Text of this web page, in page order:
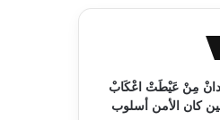
مِنْ عَيْطَتْ اعْكَابْ
كان الأمن أسلوب